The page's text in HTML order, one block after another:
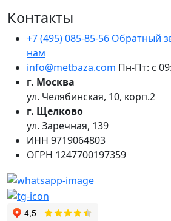
Контакты
+7 (495) 085-85-56 Обратный
нам
info@metbaza.com Пн-Пт: с
г. Москва
ул. Челябинская, 10, корп.2
г. Щелково
ул. Заречная, 139
ИНН 9719064803
ОГРН 1247700197359